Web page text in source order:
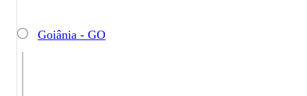
Goiânia - GO